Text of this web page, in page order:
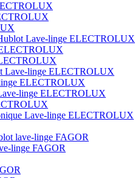
Lave-linge ELECTROLUX
Lave-linge ELECTROLUX
ELECTROLUX
linge ELECTROLUX
Lave-linge ELECTROLUX
lave-linge FAGOR
linge FAGOR